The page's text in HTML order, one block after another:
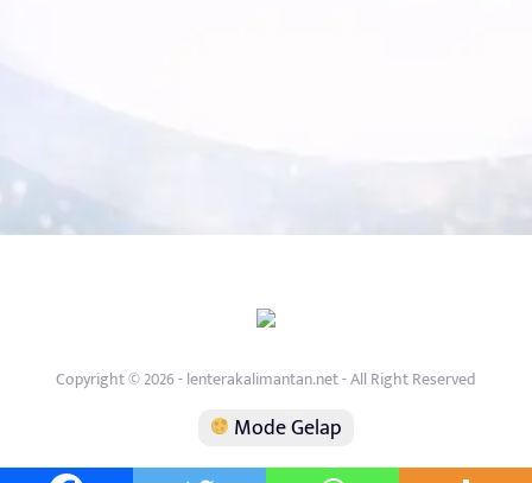
Copyright © 2026 - lenterakalimantan.net - All Right Reserved
Mode Gelap